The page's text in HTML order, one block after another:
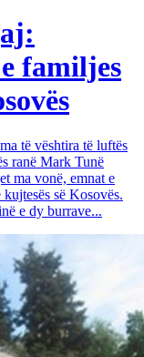
familjes
të vështira të luftës
ranë Mark Tunë
ma vonë, emnat e
së Kosovës.
e dy burrave...